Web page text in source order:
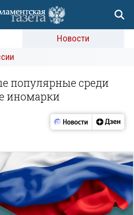
Новости
популярные среди
иномарки